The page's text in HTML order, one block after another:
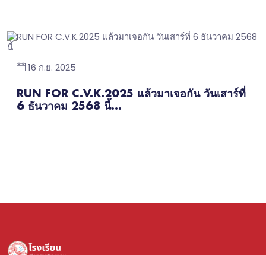
16 ก.ย. 2025
RUN FOR C.V.K.2025 แล้วมาเจอกัน วันเสาร์ที่
6 ธันวาคม 2568 นี้...